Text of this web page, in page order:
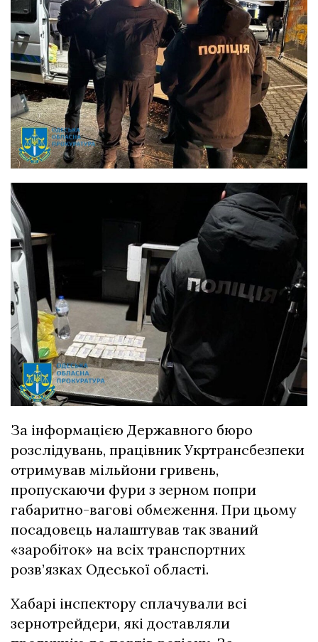
За інформацією Державного бюро
розслідувань, працівник Укртрансбезпеки
отримував мільйони гривень,
пропускаючи фури з зерном попри
габаритно-вагові обмеження. При цьому
посадовець налаштував так званий
«заробіток» на всіх транспортних
розв’язках Одеської області.
Хабарі інспектору сплачували всі
зернотрейдери, які доставляли